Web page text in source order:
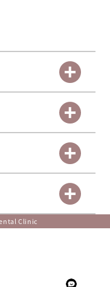
Clinic